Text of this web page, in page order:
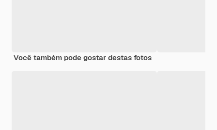
Você também pode gostar destas fotos